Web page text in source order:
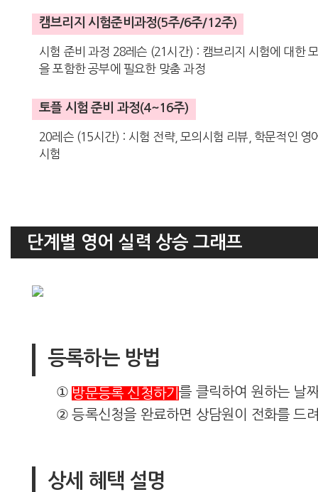
캠브리지 시험준비과정(5주/6주/12주)
시험 준비 과정 28레슨 (21시간) : 캠브리지 시험에 대한
을 포함한 공부에 필요한 맞춤 과정
토플 시험 준비 과정(4~16주)
20레슨 (15시간) : 시험 전략, 모의시험 리뷰, 학문적인
시험
단계별 영어 실력 상승 그래프
등록하는 방법
① 방문등록 신청하기를 클릭하여 원하는 날
② 등록신청을 완료하면 상담원이 전화를 드
상세 혜택 설명